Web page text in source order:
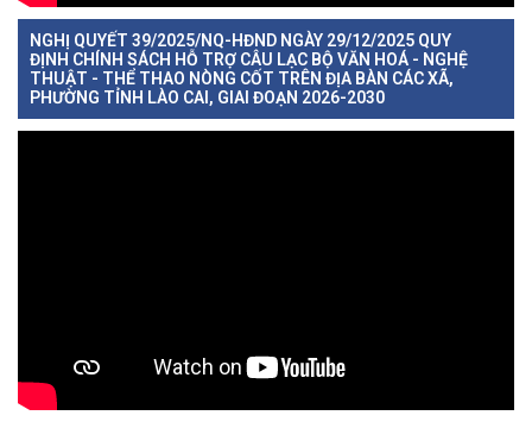
NGHỊ QUYẾT 39/2025/NQ-HĐND NGÀY 29/12/2025 QUY
ĐỊNH CHÍNH SÁCH HỖ TRỢ CÂU LẠC BỘ VĂN HOÁ - NGHỆ
THUẬT - THỂ THAO NÒNG CỐT TRÊN ĐỊA BÀN CÁC XÃ,
PHƯỜNG TỈNH LÀO CAI, GIAI ĐOẠN 2026-2030